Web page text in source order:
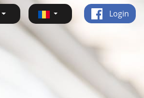
Login